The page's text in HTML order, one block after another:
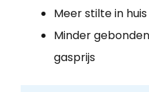
Meer stilte in huis
Minder
gasprijs